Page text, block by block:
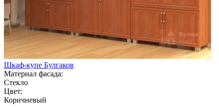
Шкаф-купе Булгаков
Материал фасада:
Стекло
Цвет:
Коричневый